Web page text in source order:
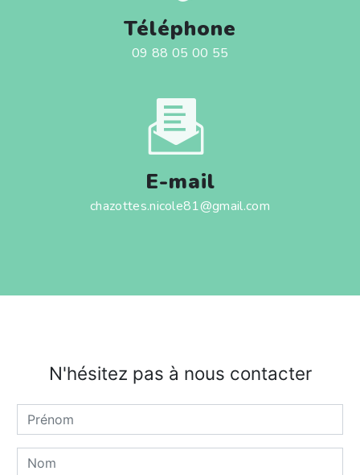
Téléphone
09 88 05 00 55
E-mail
chazottes.nicole81@gmail.com
N'hésitez pas à nous contacter